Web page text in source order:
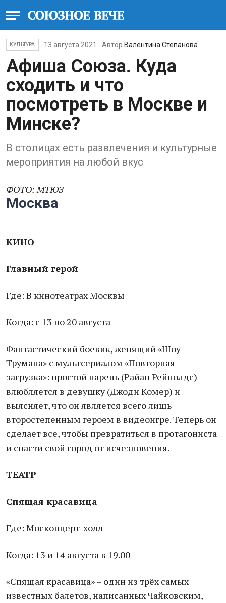
КУЛЬТУРА 13 августа 2021 Автор Валентина Степанова
Афиша Союза. Куда
сходить и что
посмотреть в Москве и
Минске?
В столицах есть развлечения и культурные
мероприятия на любой вкус
ФОТО: МТЮЗ
Москва
КИНО
Главный герой
Где: В кинотеатрах Москвы
Когда: с 13 по 20 августа
Фантастический боевик, женящий «Шоу
Трумана» с мультсериалом «Повторная
загрузка»: простой парень (Райан Рейнолдс)
влюбляется в девушку (Джоди Комер) и
выясняет, что он является всего лишь
второстепенным героем в видеоигре. Теперь он
сделает все, чтобы превратиться в протагониста
и спасти свой город от исчезновения.
ТЕАТР
Спящая красавица
Где: Москонцерт-холл
Когда: 13 и 14 августа в 19.00
«Спящая красавица» – один из трёх самых
известных балетов, написанных Чайковским,